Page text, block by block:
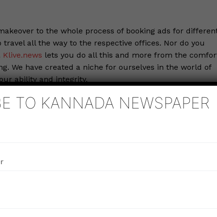
to the whole process of booking ads for
all the way to the respective offices. Nor do you
Klive.news lets you do all this and more from the
We have created a niche for ourselves in the world of
ability and integrity.
TO KANNADA NEWSPAPER